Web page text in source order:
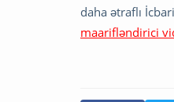
daha ətraflı
maarifləndirici